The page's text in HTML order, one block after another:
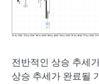
전반적인 상승 추세
상승 추세가 완료될